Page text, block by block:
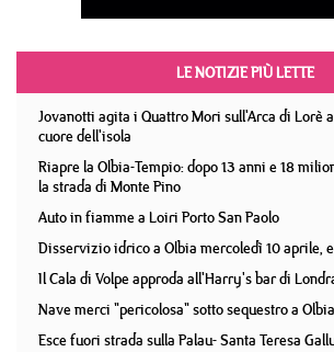
LE NOTIZIE PIÙ LETTE
Jovanotti agita i Quattro Mori sull'Arca di Lorè
cuore dell'isola
Riapre la Olbia-Tempio: dopo 13 anni e 18
la strada di Monte Pino
Auto in fiamme a Loiri Porto San Paolo
Disservizio idrico a Olbia mercoledì 10 aprile,
Il Cala di Volpe approda all'Harry's bar di
Nave merci "pericolosa" sotto sequestro a Olbia
Esce fuori strada sulla Palau- Santa Teresa